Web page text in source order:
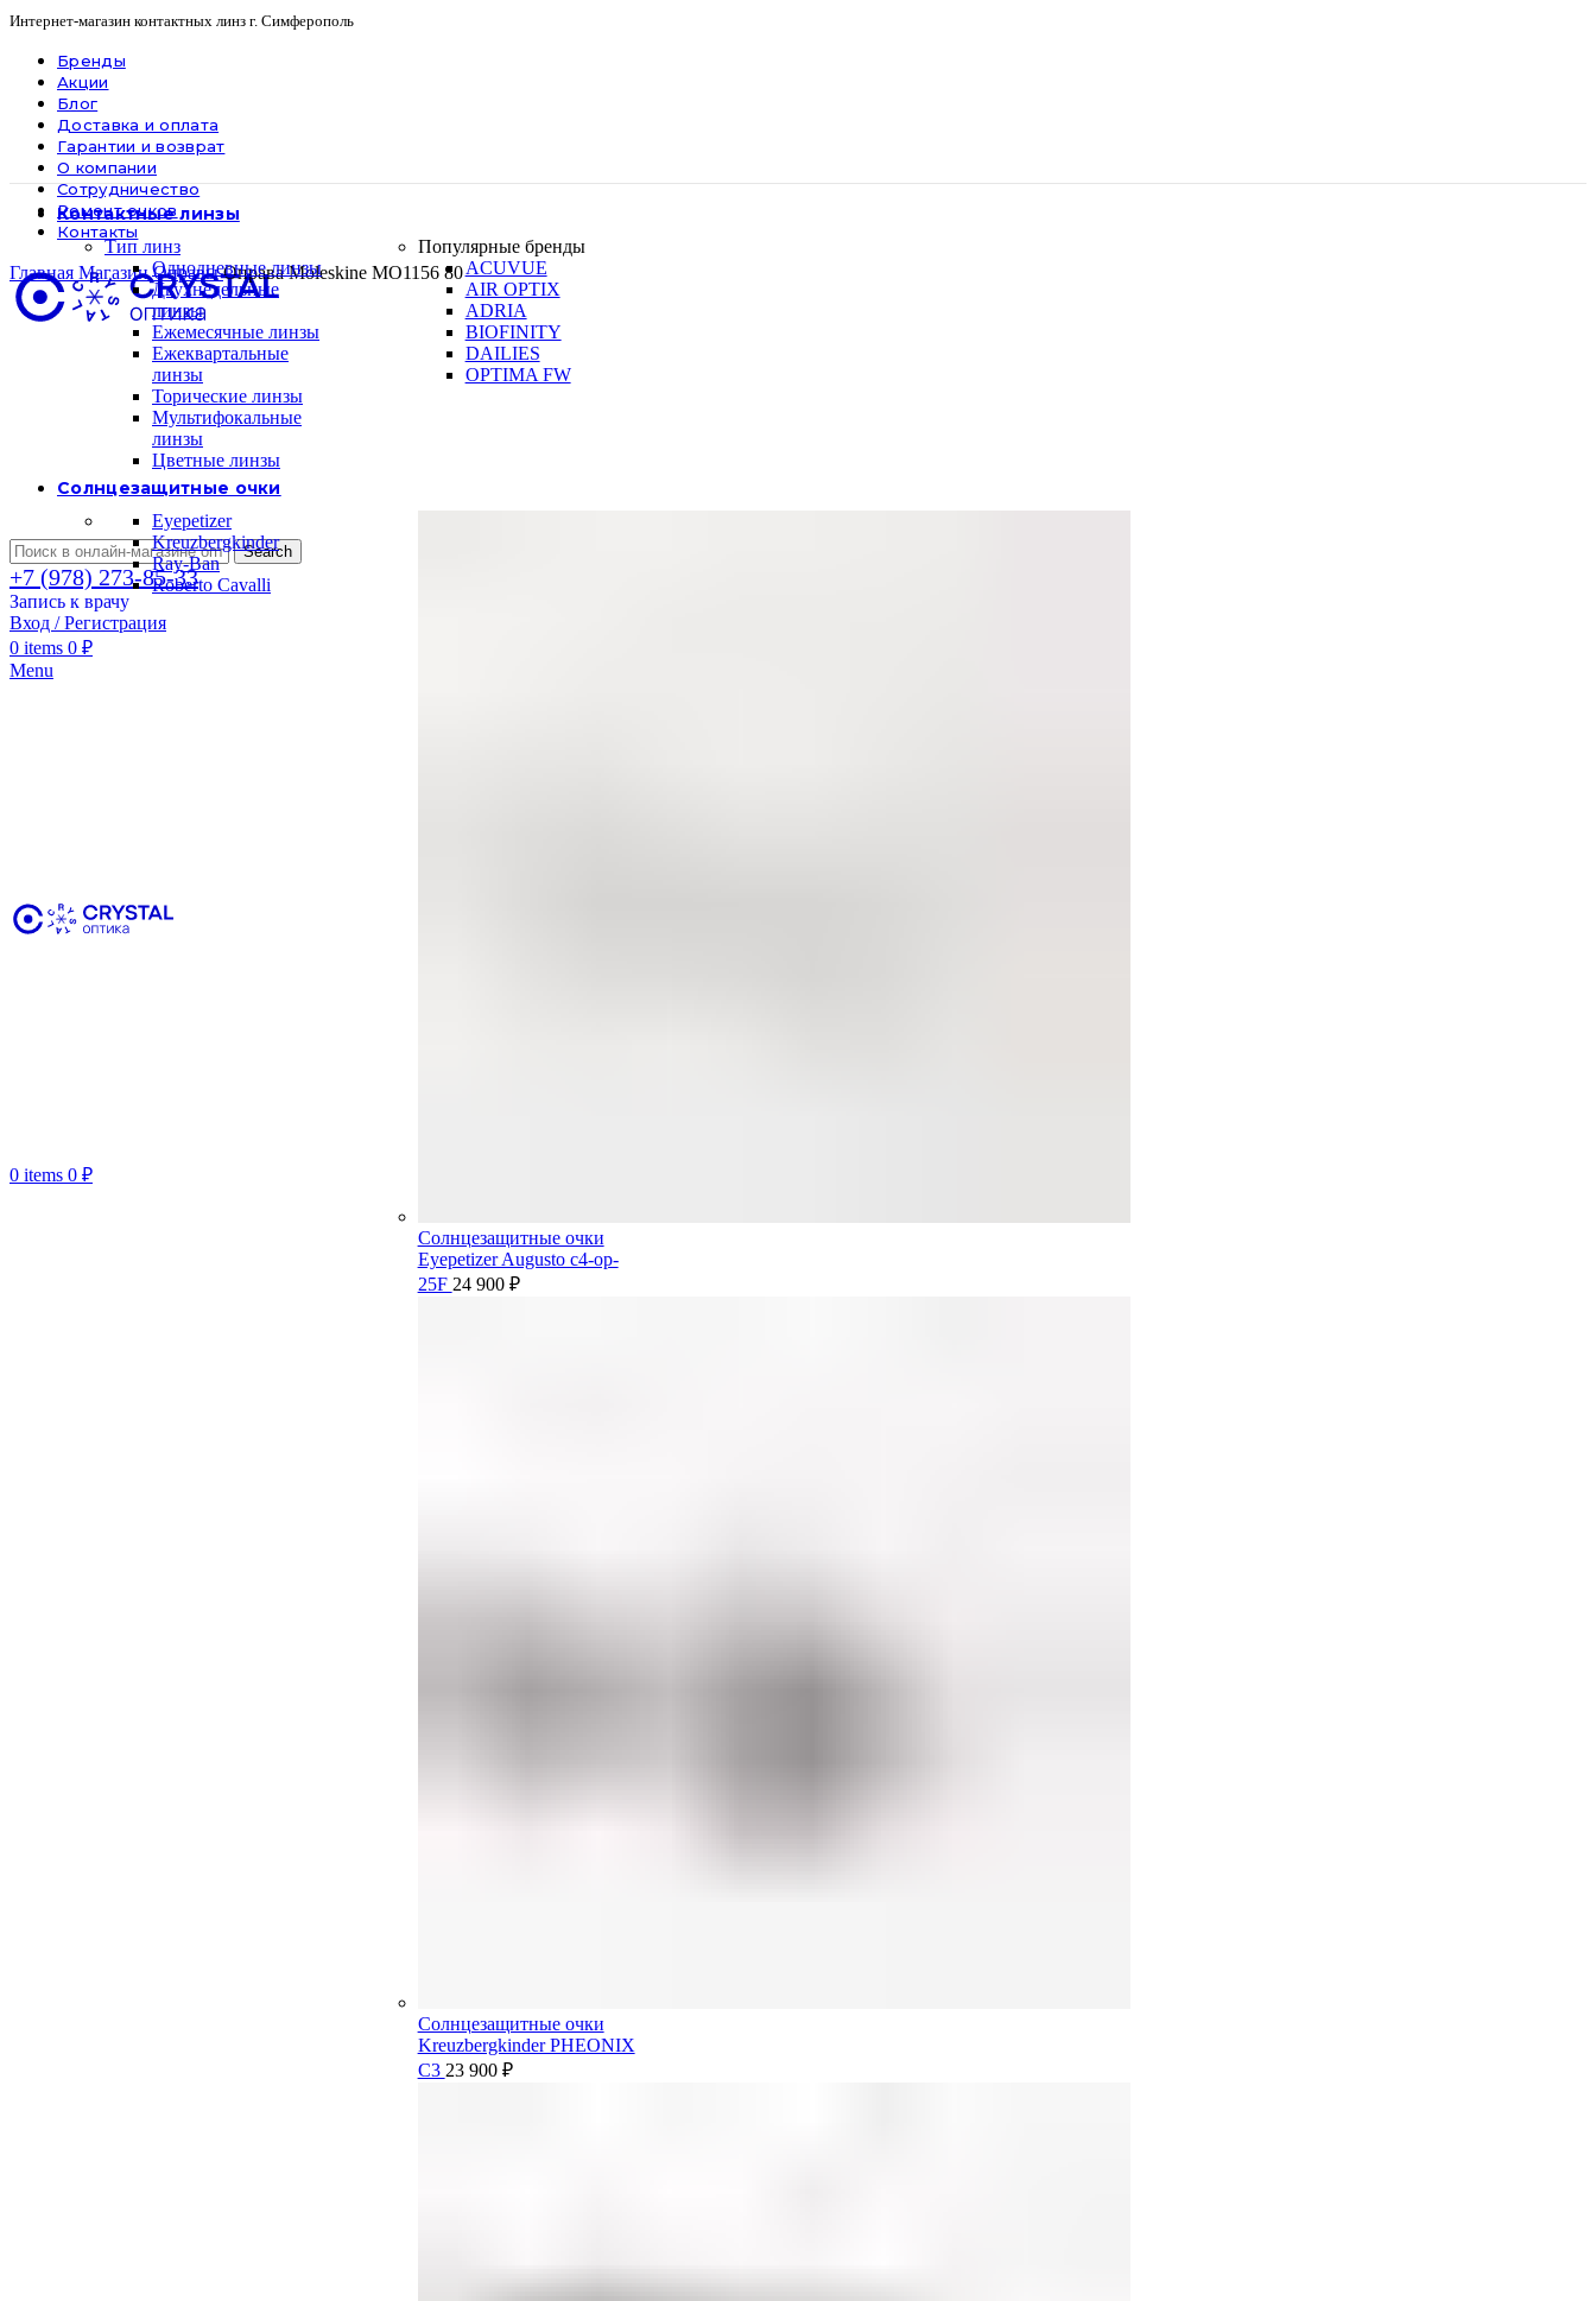
Интернет-магазин контактных линз г. Симферополь
Бренды
Акции
Блог
Доставка и оплата
Гарантии и возврат
О компании
Сотрудничество
Ремонт очков
Контакты
Search
+7 (978) 273-85-33
Запись к врачу
Вход / Регистрация
0 items 0 ₽
Menu
0 items 0 ₽
Контактные линзы
Тип линз
Однодневные линзы
Двухнедельные
линзы
Ежемесячные линзы
Ежеквартальные
линзы
Торические линзы
Мультифокальные
линзы
Цветные линзы
Популярные бренды
ACUVUE
AIR OPTIX
ADRIA
BIOFINITY
DAILIES
OPTIMA FW
Солнцезащитные очки
Eyepetizer
Kreuzbergkinder
Ray-Ban
Roberto Cavalli
Солнцезащитные очки
Eyepetizer Augusto c4-op-
25F 24 900 ₽
Солнцезащитные очки
Kreuzbergkinder PHEONIX
C3 23 900 ₽
Главная МагазинОправыОправа Moleskine MO1156 80